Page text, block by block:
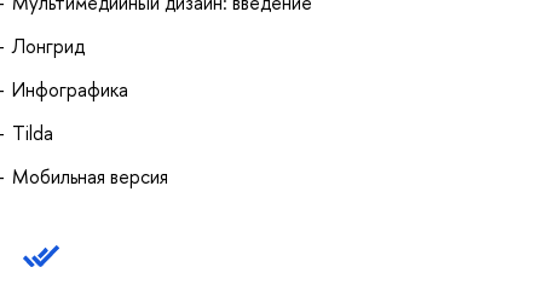
Лонгрид
Инфографика
Tilda
Мобильная версия